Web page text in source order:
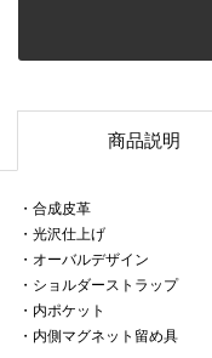
商品説明
・合成皮革
・光沢仕上げ
・オーバルデザイン
・ショルダーストラップ
・内ポケット
・内側マグネット留め具